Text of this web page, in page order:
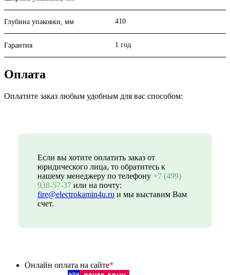
Глубина упаковки, мм 410
Гарантия 1 год
Оплата
Оплатите заказ любым удобным для вас способом:
Если вы хотите оплатить заказ от
юридического лица, то обратитесь к
нашему менеджеру по телефону +7 (499)
938-57-37или на почту:
fire@electrokamin4u.ru и мы выставим Вам
счет.
Онлайн оплата на сайте*